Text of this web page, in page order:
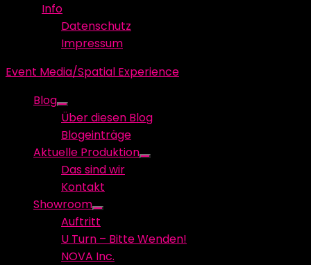
Info
Datenschutz
Impressum
Event Media/Spatial Experience
Blog
Show
sub
menu
Über diesen Blog
Blogeinträge
Aktuelle Produktion
Show
Das sind wir
Kontakt
Showroom
Show
sub
menu
Auftritt
U Turn – Bitte Wenden!
NOVA Inc.